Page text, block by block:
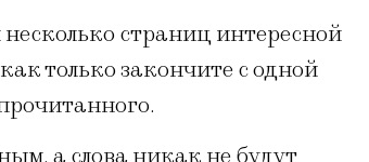
страниц интересной
только закончите с одной